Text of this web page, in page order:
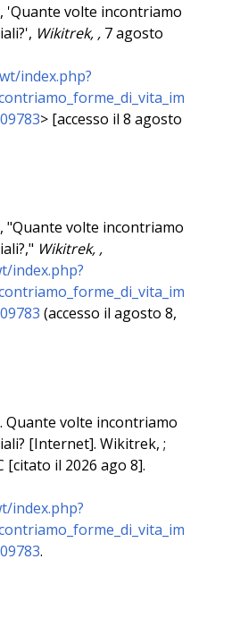
volte incontriamo
Wikitrek, ,7 agosto
index.php?
> [accesso il 8 agosto
volte incontriamo
Wikitrek, ,
index.php?
(accesso il agosto 8,
volte incontriamo
[Internet]. Wikitrek, ;
[citato il 2026 ago 8].
index.php?
.